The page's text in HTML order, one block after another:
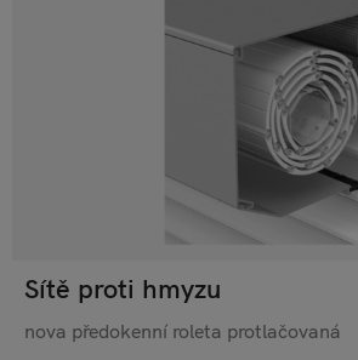
Sítě proti hmyzu
nova předokenní roleta protlačovaná